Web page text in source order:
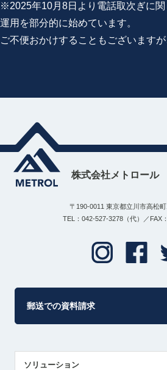
※2025年10月8日より電話取次ぎに
運用を部分的に始めています。
ご不便おかけすることもございます
株式会社メトロール
〒190-0011 東京都立川市高松
TEL：042-527-3278（代）／FAX
郵送での資料請求
ソリューション